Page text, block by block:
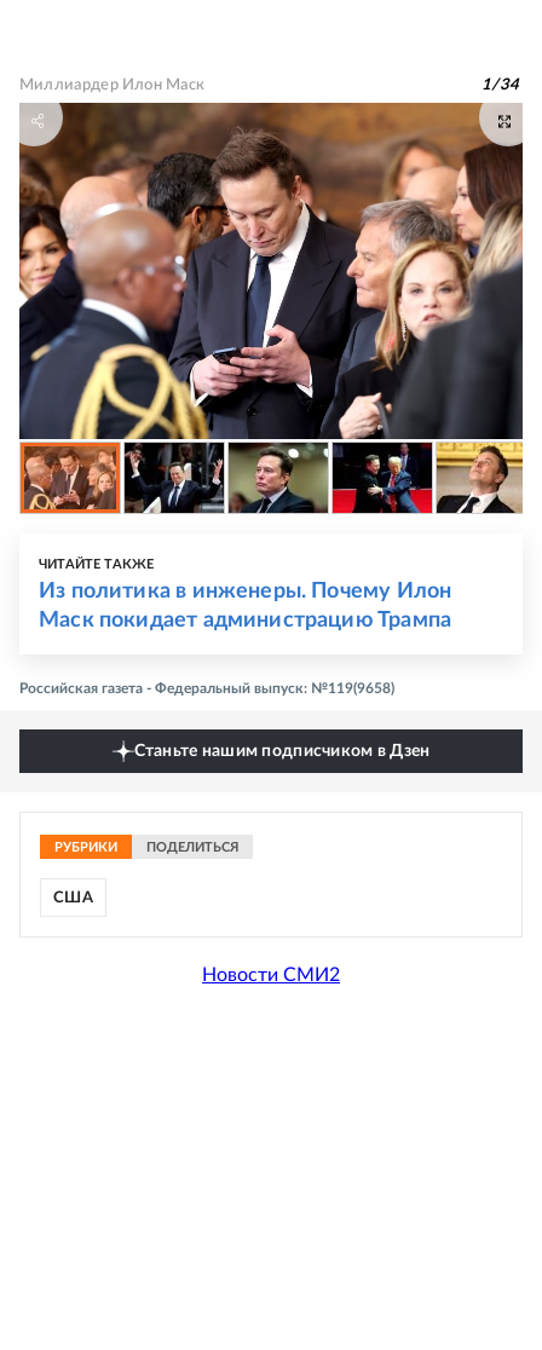
Миллиардер Илон Маск 1/34
ЧИТАЙТЕ ТАКЖЕ
Из политика в инженеры. Почему Илон
Маск покидает администрацию Трампа
Российская газета - Федеральный выпуск: №119(9658)
Станьте нашим подписчиком в Дзен
РУБРИКИ ПОДЕЛИТЬСЯ
США
Новости СМИ2